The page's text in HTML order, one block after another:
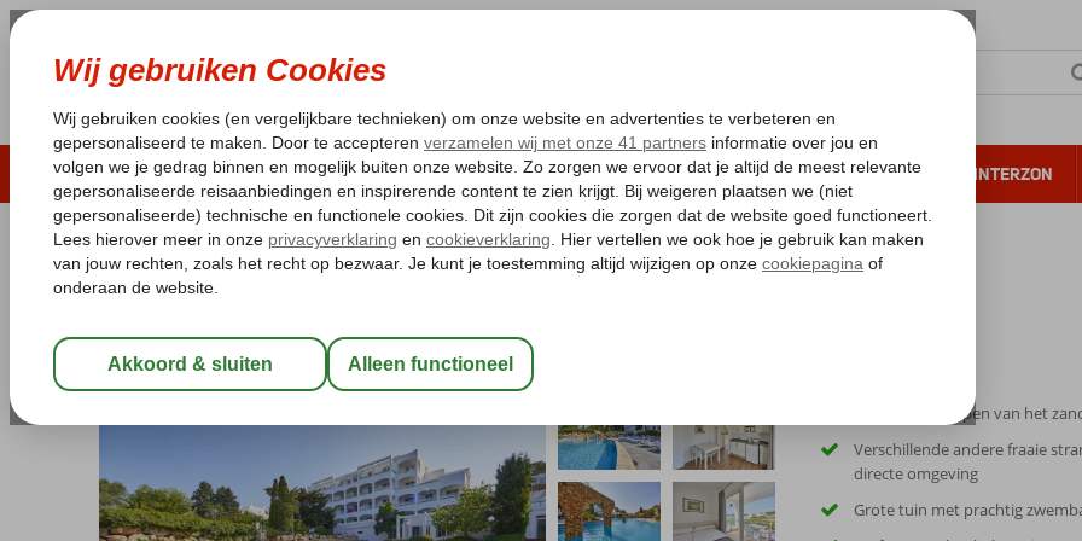
LAST MINUTE ZOMER 2026 ZONVAKANTIE VERRE REIZEN ALL INCLUSIVE WINTERZON
Pakketgarantie Laagsteprijsgarantie* Gratis annuleren*
Home
Spanje Balearen
Ola Cala d'Or
Logies-Appartement
Op ca. 5 min. lopen van het
Verschillende andere fraaie
directe omgeving
Grote tuin met prachtig